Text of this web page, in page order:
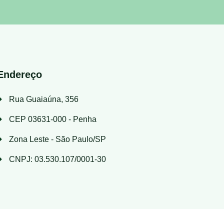
Rua Guaiaúna, 356
CEP 03631-000 - Penha
Zona Leste - São Paulo/SP
CNPJ: 03.530.107/0001-30